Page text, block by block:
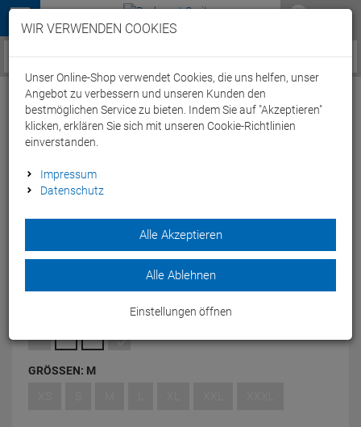
Menü
Service / Hilfe
Stevens Equipe Aero Jersey Trikot kurzarm
- M blue/white/gold
Das Stevens Equipe Aero Jersey Trikot hält Sie trocken und ist
BLUE/WHITE/GOLD
GRÖSSEN: M
WIR VERWENDEN COOKIES
Unser Online-Shop verwendet Cookies, die uns helfen, unser
Angebot zu verbessern und unseren Kunden den
bestmöglichen Service zu bieten. Indem Sie auf "Akzeptieren"
klicken, erklären Sie sich mit unseren Cookie-Richtlinien
einverstanden.
Impressum
Datenschutz
Alle Akzeptieren
Alle Ablehnen
Einstellungen öffnen